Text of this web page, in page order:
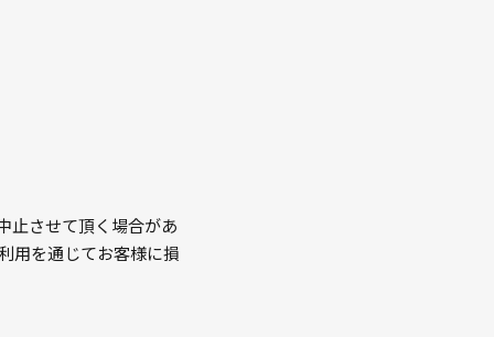
止させて頂く場合があ
用を通じてお客様に損